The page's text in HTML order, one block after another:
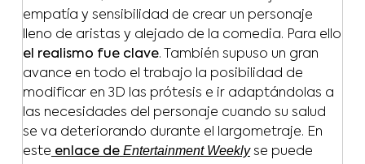
empatía y sensibilidad de crear un personaje
lleno de aristas y alejado de la comedia. Para ello
el realismo fue clave. También supuso un gran
avance en todo el trabajo la posibilidad de
modificar en 3D las prótesis e ir adaptándolas a
las necesidades del personaje cuando su salud
se va deteriorando durante el largometraje. En
este enlace deEntertainment Weeklyse puede